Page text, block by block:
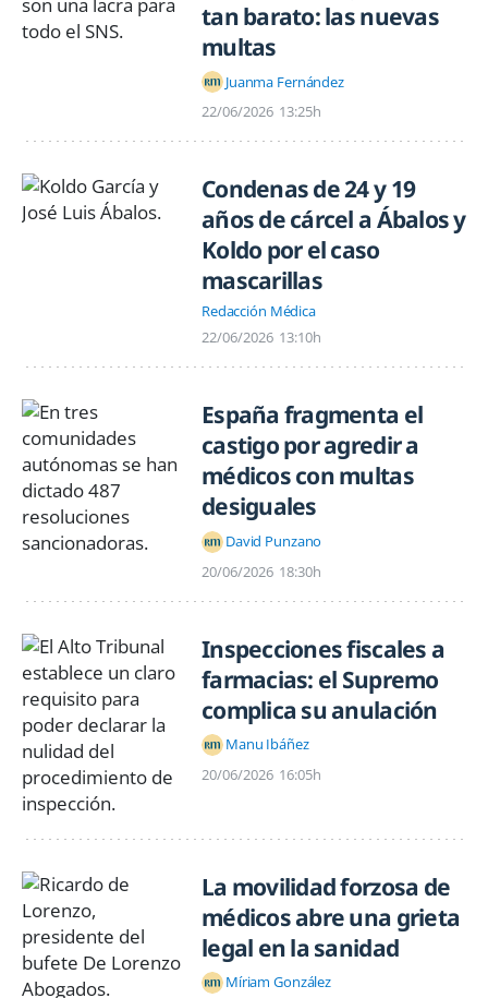
tan barato: las nuevas
multas
Juanma Fernández
22/06/2026 13:25h
Condenas de 24 y 19
años de cárcel a Ábalos y
Koldo por el caso
mascarillas
Redacción Médica
22/06/2026 13:10h
España fragmenta el
castigo por agredir a
médicos con multas
desiguales
David Punzano
20/06/2026 18:30h
Inspecciones fiscales a
farmacias: el Supremo
complica su anulación
Manu Ibáñez
20/06/2026 16:05h
La movilidad forzosa de
médicos abre una grieta
legal en la sanidad
Míriam González